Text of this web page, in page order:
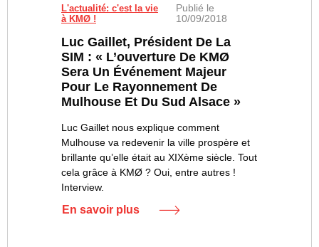
L'actualité: c'est la vie
à KMØ !
Publié le
10/09/2018
Luc Gaillet, Président De La
SIM : « L’ouverture De KMØ
Sera Un Événement Majeur
Pour Le Rayonnement De
Mulhouse Et Du Sud Alsace »
Luc Gaillet nous explique comment
Mulhouse va redevenir la ville prospère et
brillante qu’elle était au XIXème siècle. Tout
cela grâce à KMØ ? Oui, entre autres !
Interview.
En savoir plus